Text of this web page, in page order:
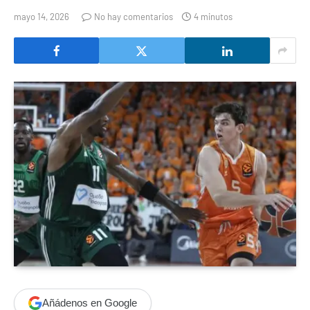
mayo 14, 2026 No hay comentarios 4 minutos
Añádenos en Google